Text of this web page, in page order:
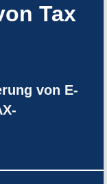
Tax
von E-